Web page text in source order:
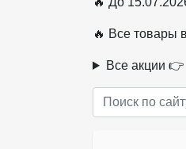
🔥 Все товары
Все акции 👉